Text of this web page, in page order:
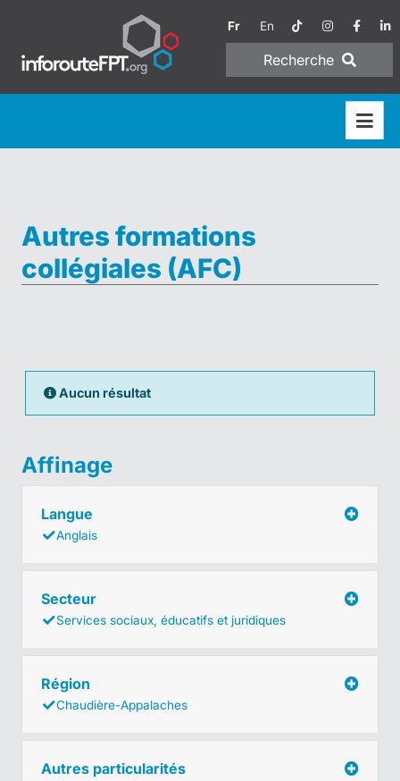
Fr En
Recherche
Autres formations
collégiales (AFC)
Aucun résultat
Affinage
Langue
Anglais
Secteur
Services sociaux, éducatifs et juridiques
Région
Chaudière-Appalaches
Autres particularités